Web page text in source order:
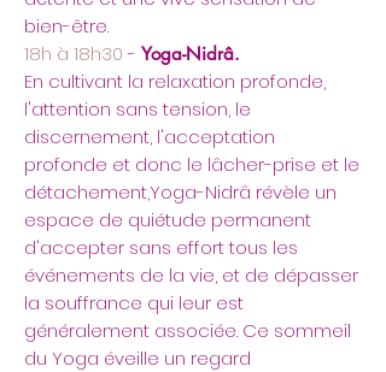
bien-être.
18h à 18h30- Yoga-Nidrâ.
En cultivant la relaxation profonde,
l'attention sans tension, le
discernement, l'acceptation
profonde et donc le lâcher-prise et le
détachement,Yoga-Nidrâ révèle un
espace de quiétude permanent
d'accepter sans effort tous les
événements de la vie, et de dépasser
la souffrance qui leur est
généralement associée. Ce sommeil
du Yoga éveille un regard